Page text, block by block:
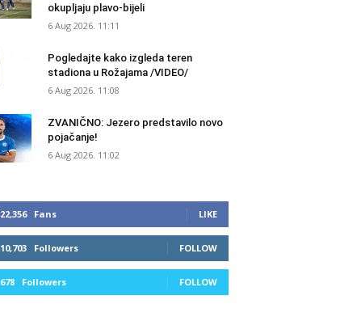
okupljaju plavo-bijeli
6 Aug 2026. 11:11
Pogledajte kako izgleda teren
stadiona u Rožajama /VIDEO/
6 Aug 2026. 11:08
ZVANIČNO: Jezero predstavilo novo
pojačanje!
6 Aug 2026. 11:02
22,356 Fans LIKE
10,703 Followers FOLLOW
678 Followers FOLLOW